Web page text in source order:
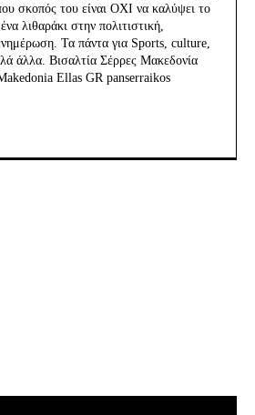
σκοπός του είναι ΟΧΙ να καλύψει το
λιθαράκι στην πολιτιστική,
Τα πάντα για Sports, culture,
άλλα. Βισαλτία Σέρρες Μακεδονία
Ellas GR panserraikos